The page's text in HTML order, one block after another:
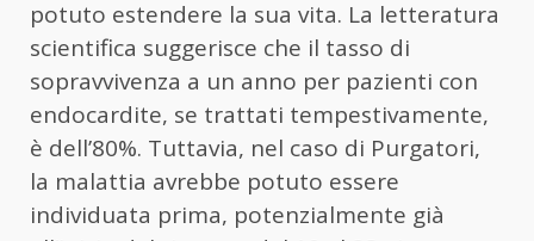
potuto estendere la sua vita. La letteratura
scientifica suggerisce che il tasso di
sopravvivenza a un anno per pazienti con
endocardite, se trattati tempestivamente,
è dell’80%. Tuttavia, nel caso di Purgatori,
la malattia avrebbe potuto essere
individuata prima, potenzialmente già